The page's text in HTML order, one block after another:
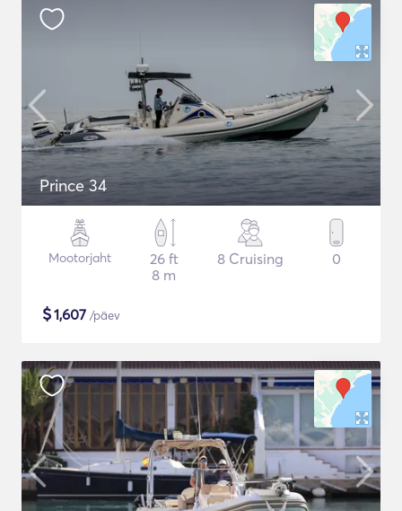
Prince 34
Mootorjaht
26 ft
8 m
8 Cruising 0
$1,607 /päev